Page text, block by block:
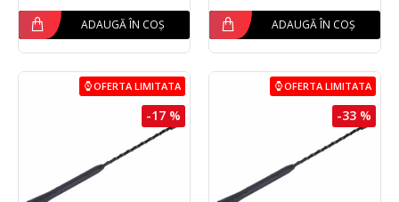
ADAUGĂ ÎN COȘ ADAUGĂ ÎN COȘ
OFERTA LIMITATA
-17 %
OFERTA LIMITATA
-33 %